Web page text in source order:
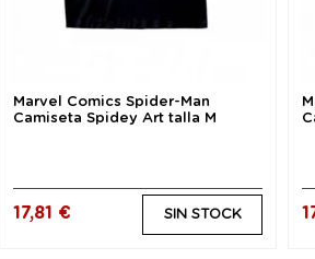
Marvel Comics Spider-Man
Camiseta Spidey Art talla M
17,81 € SIN STOCK